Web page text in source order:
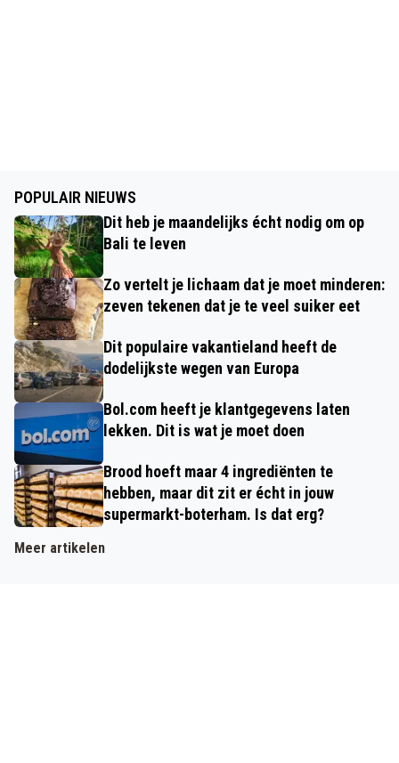
POPULAIR NIEUWS
Dit heb je maandelijks écht nodig om op
Bali te leven
Zo vertelt je lichaam dat je moet minderen:
zeven tekenen dat je te veel suiker eet
Dit populaire vakantieland heeft de
dodelijkste wegen van Europa
Bol.com heeft je klantgegevens laten
lekken. Dit is wat je moet doen
Brood hoeft maar 4 ingrediënten te
hebben, maar dit zit er écht in jouw
supermarkt-boterham. Is dat erg?
Meer artikelen